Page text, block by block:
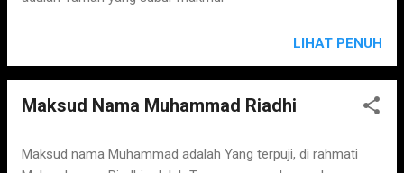
LIHAT PENUH
Maksud Nama Muhammad Riadhi
Maksud nama Muhammad adalah Yang terpuji, di rahmati